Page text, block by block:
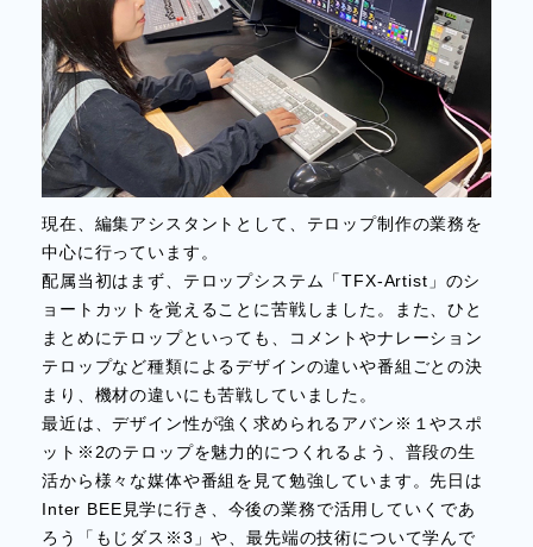
現在、編集アシスタントとして、テロップ制作の業務を
中心に行っています。
配属当初はまず、テロップシステム「TFX-Artist」のシ
ョートカットを覚えることに苦戦しました。また、ひと
まとめにテロップといっても、コメントやナレーション
テロップなど種類によるデザインの違いや番組ごとの決
まり、機材の違いにも苦戦していました。
最近は、デザイン性が強く求められるアバン※１やスポ
ット※2のテロップを魅力的につくれるよう、普段の生
活から様々な媒体や番組を見て勉強しています。先日は
Inter BEE見学に行き、今後の業務で活用していくであ
ろう「もじダス※3」や、最先端の技術について学んで